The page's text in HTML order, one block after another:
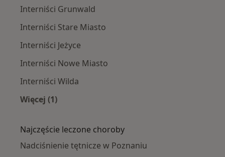
Interniści Grunwald
Interniści Stare Miasto
Interniści Jeżyce
Interniści Nowe Miasto
Interniści Wilda
Więcej (1)
Najczęście leczone choroby
Nadciśnienie tętnicze w Poznaniu